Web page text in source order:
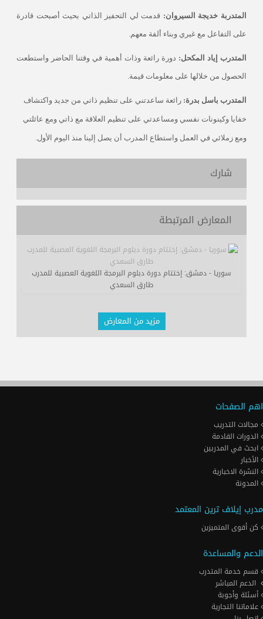
المتدربة خديجة السيروان: قدمت لي التحفيز الذاتي بحيث أصبحت قادرة
على التفاعل مع غيري وبناء ألفة معهم.
المتدرب إياد المكحل: دورة رائعة وذات أهمية في وقتنا الحاضر واستطعت
الحصول من خلالها على معلومات قيمة.
المتدرب باسل بدرة: رائعة ساعدتني على تنظيم ذاتي من جديد واكتشاف
خفايا وكينونات نفسي ومساعدتي على تنظيم العلاقة مع ذاتي ومع عائلتي
ومع زملائي في العمل واستطاع المدرب أن يصل إلينا منذ اليوم الأول.
شارك
المعارض المرتبطة
سوريا - دمشق: إختتام دورة دبلوم البرمجة اللغوية العصبية للمدرب
طارق السعدي
مزيد من المعارض
اهم الصفحات
مجالات التدريب
الدورات القادمة
ابحث في المدربين
الأخبار
النشرة الاخبارية
المدونة
مدرب إيلاف ترين المعتمد
كن أقوى المتميزين
الدعم والمساعدة
قسم خدمة المتدرب
الدعم المباشر
أسئلة وأجوبة
علاماتنا التجارية